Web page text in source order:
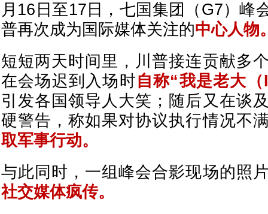
月16日至17日，七国集团（G7）峰
普再次成为国际媒体关注的中心人物
短短两天时间里，川普接连贡献多
在会场迟到入场时自称“我是老大
引发各国领导人大笑；随后又在谈
硬警告，称如果对协议执行情况不
取军事行动。
与此同时，一组峰会合影现场的照
社交媒体疯传。